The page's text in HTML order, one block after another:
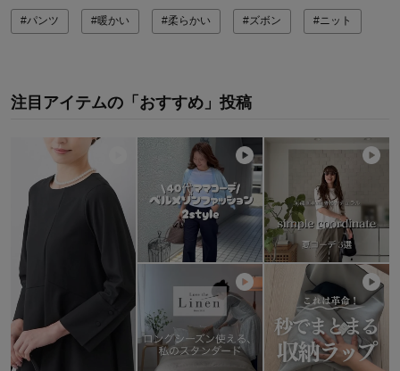
#パンツ #暖かい #柔らかい #ズボン #ニット
注目アイテムの「おすすめ」投稿